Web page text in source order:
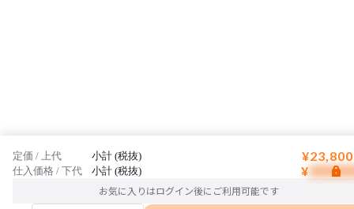
定価 / 上代 小計 (税抜)
仕入価格 / 下代 小計 (税抜) ¥
お気に入りはログイン後にご利用可能です